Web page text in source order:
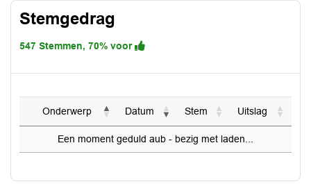
Stemgedrag
547 Stemmen, 70% voor
Onderwerp Datum Stem Uitslag
Een moment geduld aub - bezig met laden...